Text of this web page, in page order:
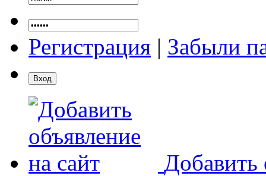
Регистрация | Забыли
Добавить